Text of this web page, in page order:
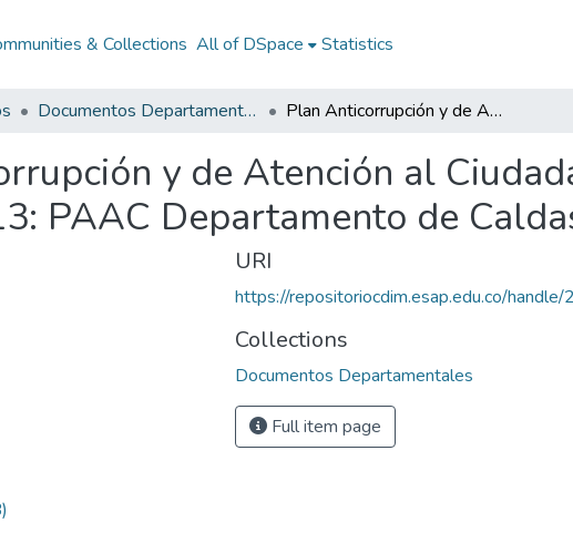
& Collections All of DSpace Statistics
Documentos Departamentales Plan Anticorrupción y de Atención al Ciudadano Departamento de Caldas 2013: PAAC Departamento de Caldas 2013
y de Atención al
PAAC Departamento de
URI
https://repositoriocdim.esap.edu.co/
Collections
Documentos Departamentales
Full item page